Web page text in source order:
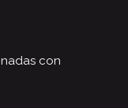
con